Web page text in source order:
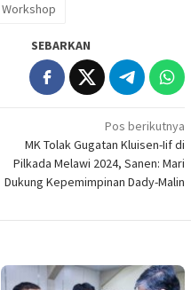
Workshop
SEBARKAN
Pos berikutnya
MK Tolak Gugatan Kluisen-Iif di
Pilkada Melawi 2024, Sanen: Mari
Dukung Kepemimpinan Dady-Malin